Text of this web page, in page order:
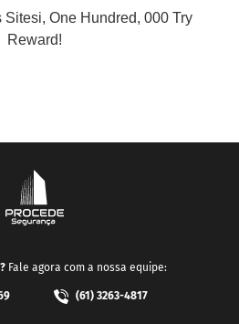
Fale agora com a nossa equipe:
(61) 3263-4817